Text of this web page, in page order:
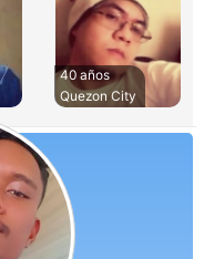
40 años
Quezon City